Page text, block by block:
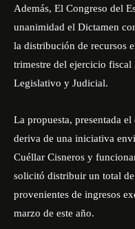
Además, El Congreso del
unanimidad el Dictamen
la distribución de recursos
trimestre del ejercicio fiscal
Legislativo y Judicial.
La propuesta, presentada
deriva de una iniciativa
Cuéllar Cisneros y
solicitó distribuir un total
provenientes de ingresos
marzo de este año.